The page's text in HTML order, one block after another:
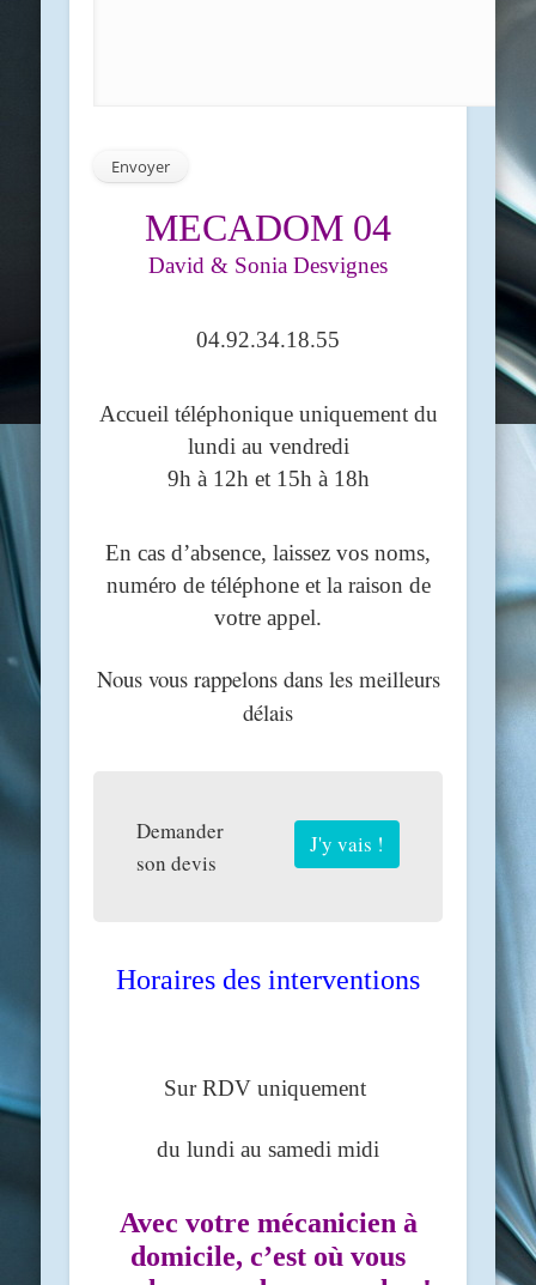
MECADOM 04
David & Sonia Desvignes
04.92.34.18.55
Accueil téléphonique uniquement du
lundi au vendredi
9h à 12h et 15h à 18h
En cas d’absence, laissez vos noms,
numéro de téléphone et la raison de
votre appel.
Nous vous rappelons dans les meilleurs
délais
J'y vais !
Demander
son devis
Horaires des interventions
Sur RDV uniquement
du lundi au samedi midi
Avec votre mécanicien à
domicile, c’est où vous